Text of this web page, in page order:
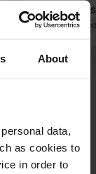
About
data,
as cookies to
in order to
Traduit par